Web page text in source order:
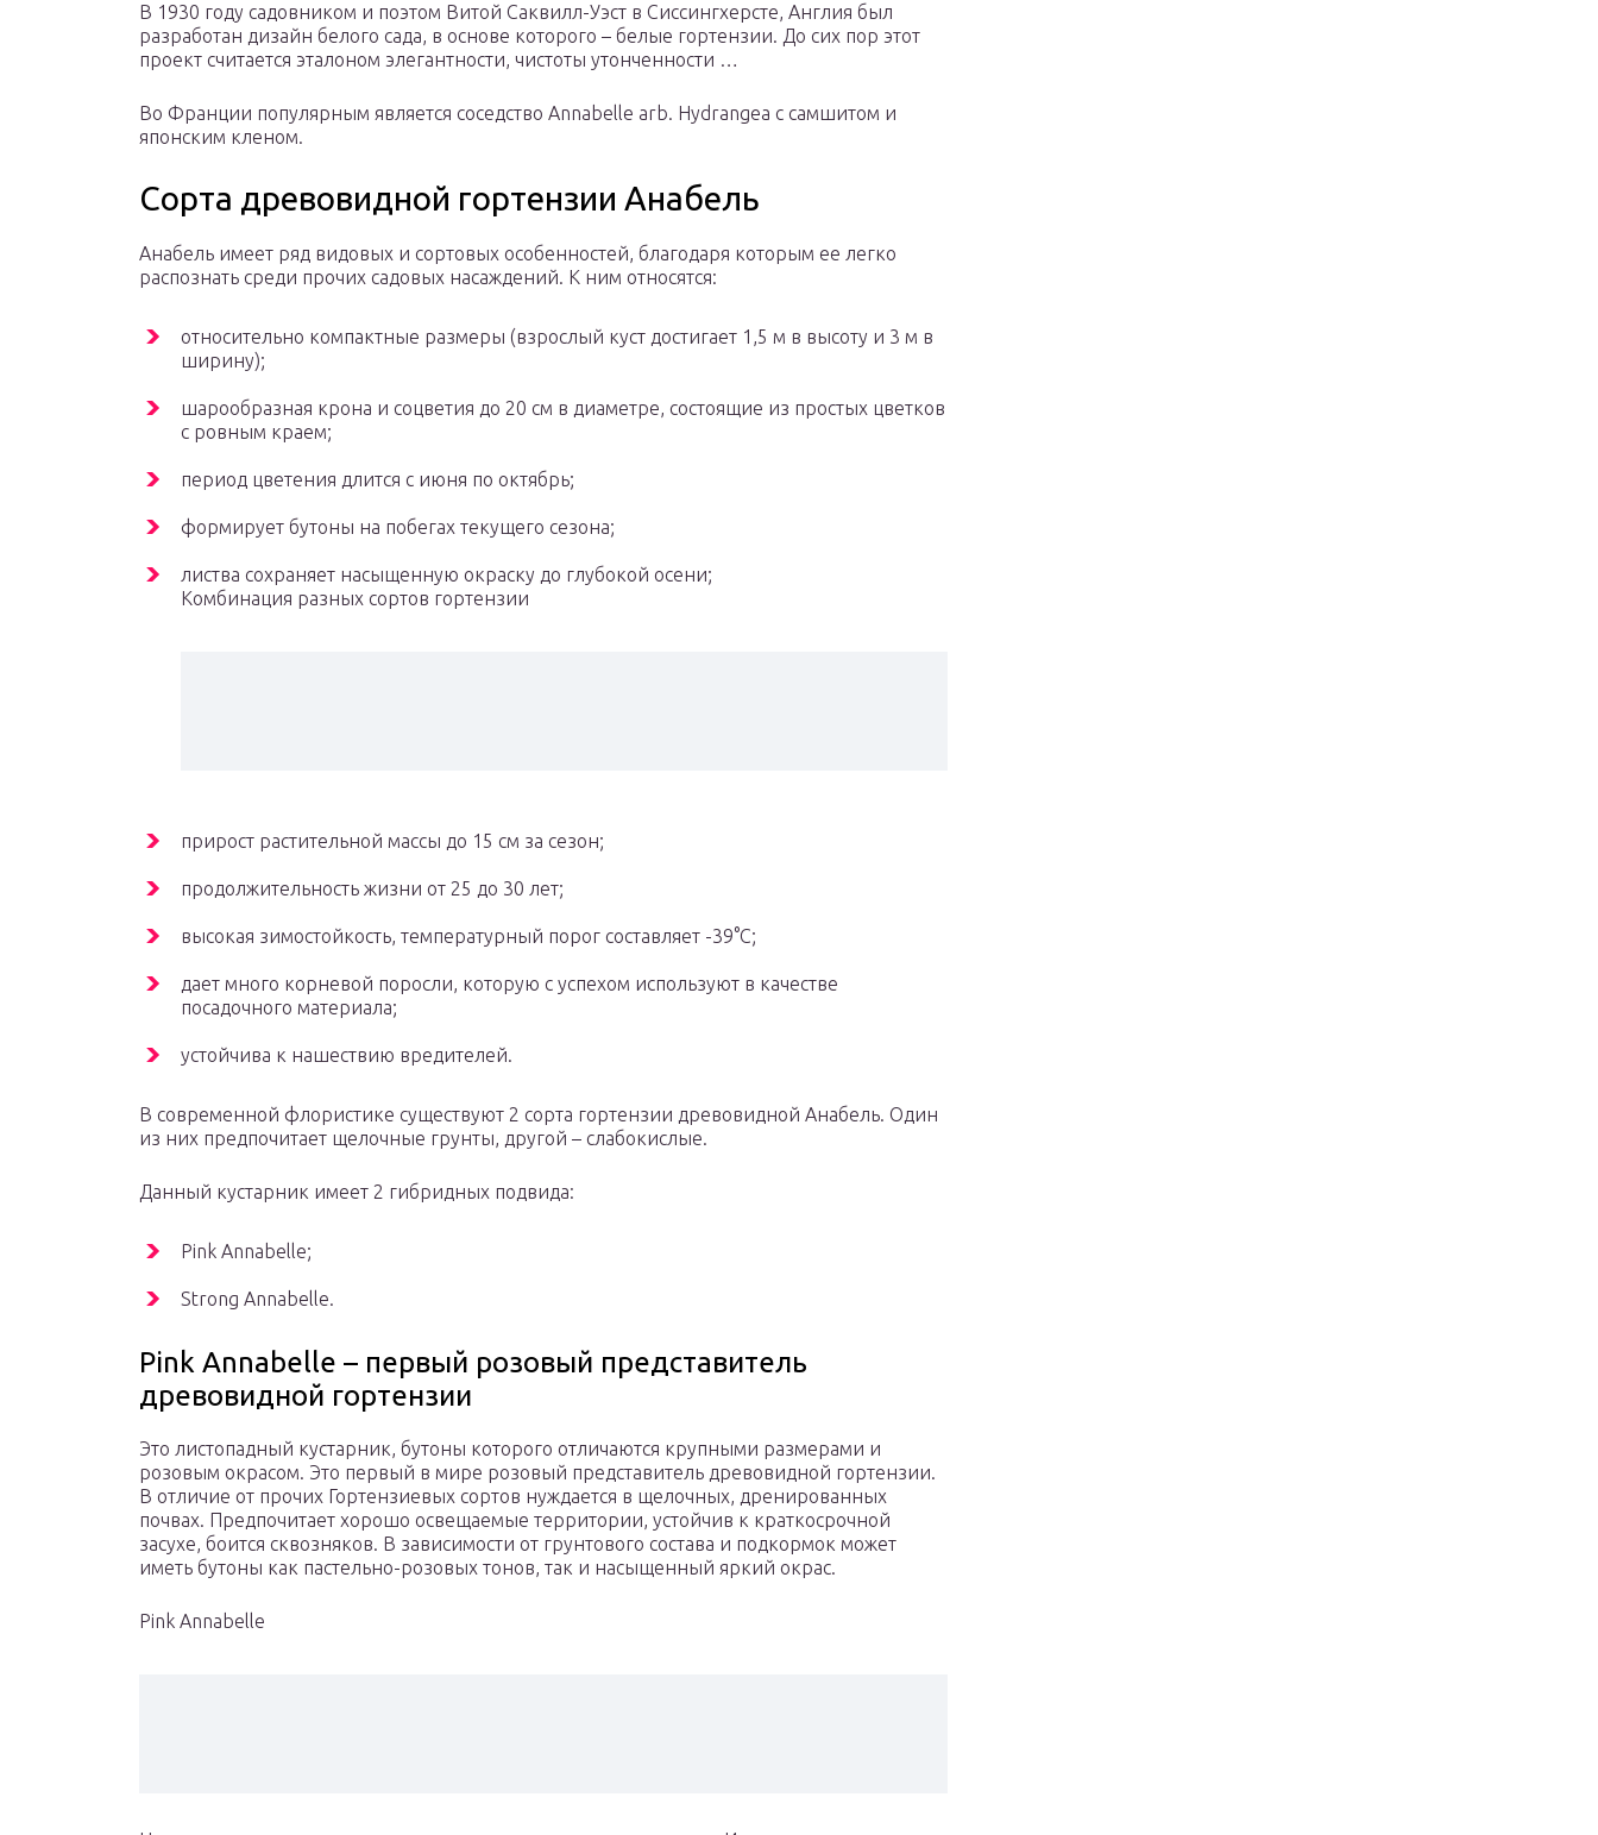
В 1930 году садовником и поэтом Витой Саквилл-Уэст в Сиссингхерсте, Англия был
разработан дизайн белого сада, в основе которого – белые гортензии. До сих пор этот
проект считается эталоном элегантности, чистоты утонченности …
Во Франции популярным является соседство Annabelle arb. Hydrangea с самшитом и
японским кленом.
Сорта древовидной гортензии Анабель
Анабель имеет ряд видовых и сортовых особенностей, благодаря которым ее легко
распознать среди прочих садовых насаждений. К ним относятся:
относительно компактные размеры (взрослый куст достигает 1,5 м в высоту и 3 м в
ширину);
шарообразная крона и соцветия до 20 см в диаметре, состоящие из простых цветков
с ровным краем;
период цветения длится с июня по октябрь;
формирует бутоны на побегах текущего сезона;
листва сохраняет насыщенную окраску до глубокой осени;
Комбинация разных сортов гортензии
прирост растительной массы до 15 см за сезон;
продолжительность жизни от 25 до 30 лет;
высокая зимостойкость, температурный порог составляет -39°C;
дает много корневой поросли, которую с успехом используют в качестве
посадочного материала;
устойчива к нашествию вредителей.
В современной флористике существуют 2 сорта гортензии древовидной Анабель. Один
из них предпочитает щелочные грунты, другой – слабокислые.
Данный кустарник имеет 2 гибридных подвида:
Pink Annabelle;
Strong Annabelle.
Pink Annabelle – первый розовый представитель
древовидной гортензии
Это листопадный кустарник, бутоны которого отличаются крупными размерами и
розовым окрасом. Это первый в мире розовый представитель древовидной гортензии.
В отличие от прочих Гортензиевых сортов нуждается в щелочных, дренированных
почвах. Предпочитает хорошо освещаемые территории, устойчив к краткосрочной
засухе, боится сквозняков. В зависимости от грунтового состава и подкормок может
иметь бутоны как пастельно-розовых тонов, так и насыщенный яркий окрас.
Pink Annabelle